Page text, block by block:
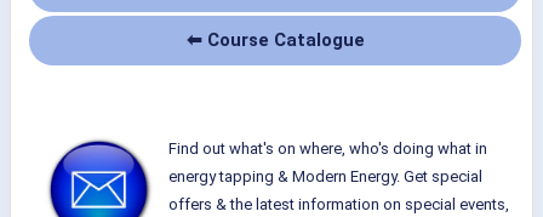
⬅ Course Catalogue
Find out what's on where, who's doing what in
energy tapping & Modern Energy. Get special
offers & the latest information on special events,